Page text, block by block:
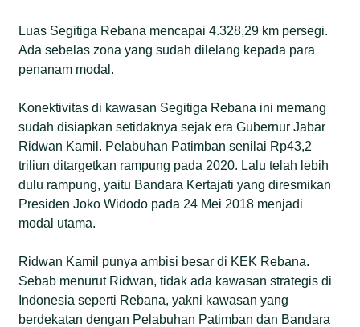
Luas Segitiga Rebana mencapai 4.328,29 km persegi.
Ada sebelas zona yang sudah dilelang kepada para
penanam modal.
Konektivitas di kawasan Segitiga Rebana ini memang
sudah disiapkan setidaknya sejak era Gubernur Jabar
Ridwan Kamil. Pelabuhan Patimban senilai Rp43,2
triliun ditargetkan rampung pada 2020. Lalu telah lebih
dulu rampung, yaitu Bandara Kertajati yang diresmikan
Presiden Joko Widodo pada 24 Mei 2018 menjadi
modal utama.
Ridwan Kamil punya ambisi besar di KEK Rebana.
Sebab menurut Ridwan, tidak ada kawasan strategis di
Indonesia seperti Rebana, yakni kawasan yang
berdekatan dengan Pelabuhan Patimban dan Bandara